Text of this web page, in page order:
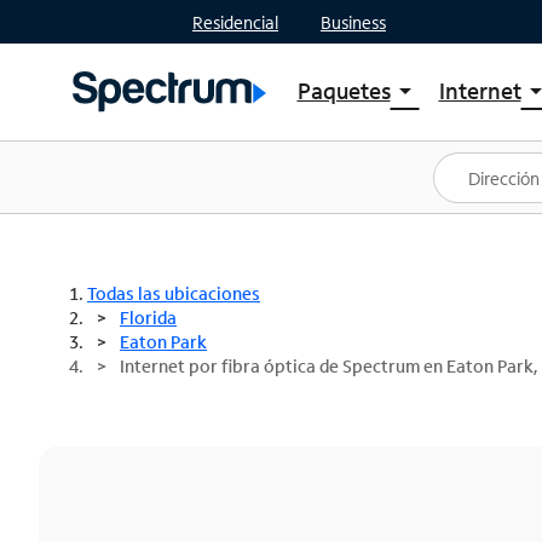
Residencial Business
Paquetesarrow_drop_down
Ver paquetes
Spectrum One
Mejores ofertas
Internetarrow_drop_down
Planes
Todas las ubicaciones
Florida
Eaton Park
Internet por fibra óptica de Spectrum en Eaton Park,